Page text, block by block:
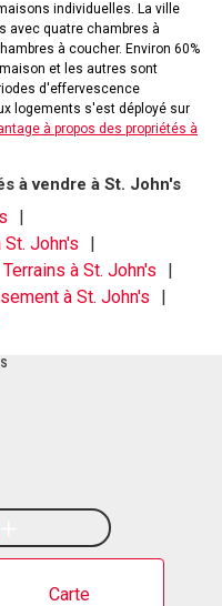
individuelles. La ville
avec quatre chambres à
à coucher. Environ 60%
et les autres sont
d'effervescence
logements s'est déployé sur
à propos des propriétés à
à vendre à St. John's
John's
Terrains à St. John's
à St. John's
Carte